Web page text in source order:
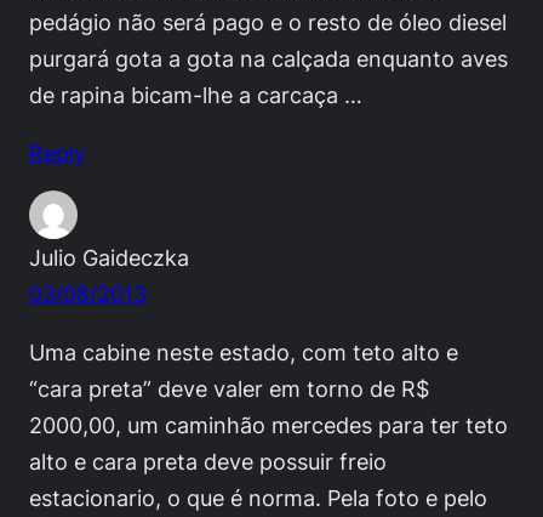
pedágio não será pago e o resto de óleo diesel
purgará gota a gota na calçada enquanto aves
de rapina bicam-lhe a carcaça …
Reply
Julio Gaideczka
03/08/2013
Uma cabine neste estado, com teto alto e
“cara preta” deve valer em torno de R$
2000,00, um caminhão mercedes para ter teto
alto e cara preta deve possuir freio
estacionario, o que é norma. Pela foto e pelo